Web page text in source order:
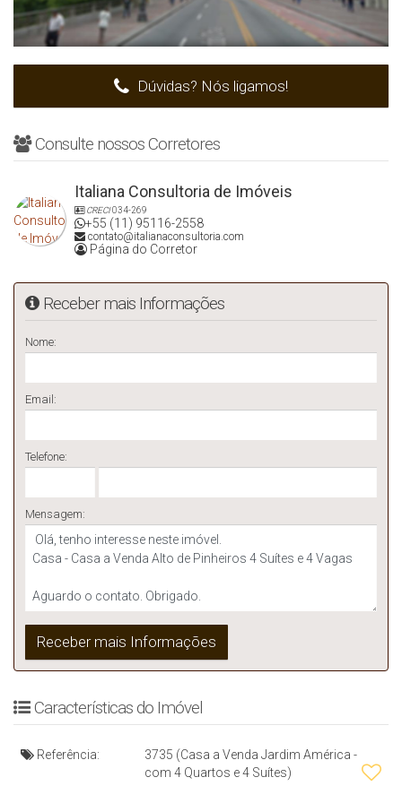
Dúvidas? Nós ligamos!
Consulte nossos Corretores
Italiana Consultoria de Imóveis
CRECI034-269
+55 (11) 95116-2558
contato@italianaconsultoria.com
Página do Corretor
Receber mais Informações
Nome:
Email:
Telefone:
Mensagem:
Características do Imóvel
Referência: 3735 (Casa a Venda Jardim América -
com 4 Quartos e 4 Suítes)